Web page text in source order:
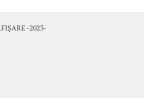
-2023-